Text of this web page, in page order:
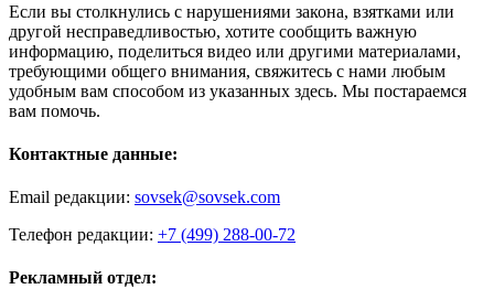
Если вы столкнулись с нарушениями закона, взятками или
другой несправедливостью, хотите сообщить важную
информацию, поделиться видео или другими материалами,
требующими общего внимания, свяжитесь с нами любым
удобным вам способом из указанных здесь. Мы постараемся
вам помочь.
Контактные данные:
Email редакции: sovsek@sovsek.com
Телефон редакции: +7 (499) 288-00-72
Рекламный отдел: